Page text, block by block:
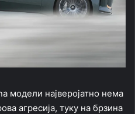
модели најверојатно нема
агресија, туку на брзина